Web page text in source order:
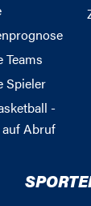
Teams
Spieler
-
Abruf